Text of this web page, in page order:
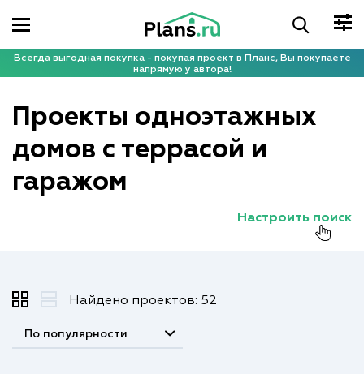
Всегда выгодная покупка - покупая проект в Планс, Вы покупаете
напрямую у автора!
Проекты одноэтажных
домов с террасой и
гаражом
Настроить поиск
По популярности
Найдено проектов: 52